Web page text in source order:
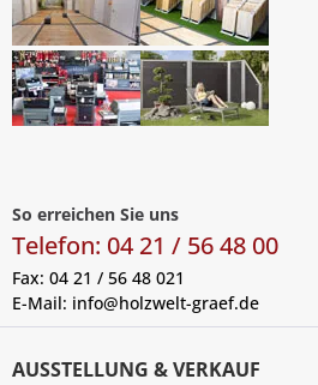
So erreichen Sie uns
Telefon: 04 21 / 56 48 00
Fax: 04 21 / 56 48 021
E-Mail: info@holzwelt-graef.de
AUSSTELLUNG & VERKAUF